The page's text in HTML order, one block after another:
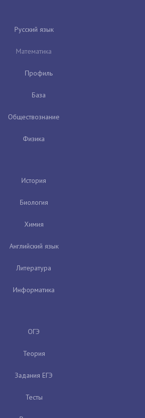
Русский язык
Математика
Профиль
База
Обществознание
Физика
История
Биология
Химия
Английский язык
Литература
Информатика
ОГЭ
Теория
Задания ЕГЭ
Тесты